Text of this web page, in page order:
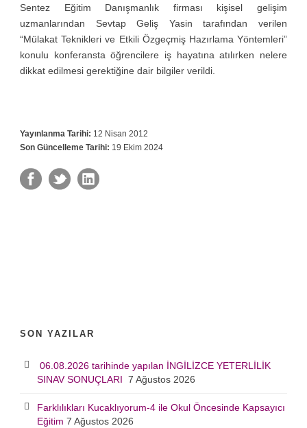
Sentez Eğitim Danışmanlık firması kişisel gelişim
uzmanlarından Sevtap Geliş Yasin tarafından verilen
“Mülakat Teknikleri ve Etkili Özgeçmiş Hazırlama Yöntemleri”
konulu konferansta öğrencilere iş hayatına atılırken nelere
dikkat edilmesi gerektiğine dair bilgiler verildi.
Yayınlanma Tarihi: 12 Nisan 2012
Son Güncelleme Tarihi: 19 Ekim 2024
SON YAZILAR
06.08.2026 tarihinde yapılan İNGİLİZCE YETERLİLİK
SINAV SONUÇLARI 7 Ağustos 2026
Farklılıkları Kucaklıyorum-4 ile Okul Öncesinde Kapsayıcı
Eğitim 7 Ağustos 2026